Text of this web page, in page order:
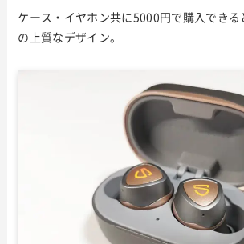
ケース・イヤホン共に5000円で購入でき
の上質なデザイン。